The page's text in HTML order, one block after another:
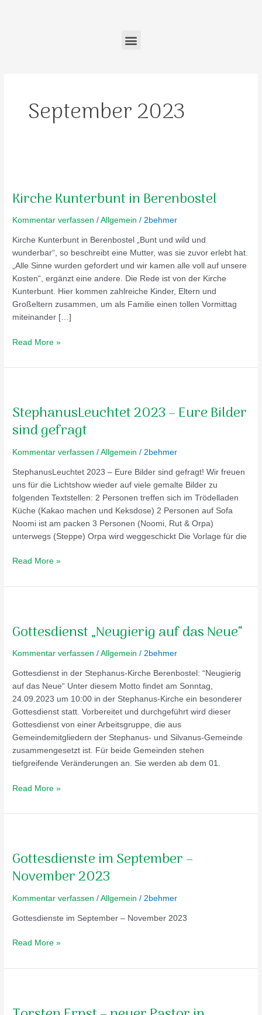
Menu
September 2023
Kirche Kunterbunt in Berenbostel
Kommentar verfassen /Allgemein /2behmer
Kirche Kunterbunt in Berenbostel „Bunt und wild und
wunderbar“, so beschreibt eine Mutter, was sie zuvor erlebt hat.
„Alle Sinne wurden gefordert und wir kamen alle voll auf unsere
Kosten“, ergänzt eine andere. Die Rede ist von der Kirche
Kunterbunt. Hier kommen zahlreiche Kinder, Eltern und
Großeltern zusammen, um als Familie einen tollen Vormittag
miteinander […]
in
Read More »
StephanusLeuchtet 2023 – Eure Bilder
sind gefragt
Kommentar verfassen /Allgemein / 2behmer
StephanusLeuchtet 2023 – Eure Bilder sind gefragt! Wir freuen
uns für die Lichtshow wieder auf viele gemalte Bilder zu
folgenden Textstellen: 2 Personen treffen sich im Trödelladen
Küche (Kakao machen und Keksdose) 2 Personen auf Sofa
Noomi ist am packen 3 Personen (Noomi, Rut & Orpa)
unterwegs (Steppe) Orpa wird weggeschickt Die Vorlage für die
–
Eure
Bilder
sind
Read More »
Gottesdienst „Neugierig auf das Neue“
Kommentar verfassen /Allgemein /2behmer
Gottesdienst in der Stephanus-Kirche Berenbostel: “Neugierig
auf das Neue“ Unter diesem Motto findet am Sonntag,
24.09.2023 um 10:00 in der Stephanus-Kirche ein besonderer
Gottesdienst statt. Vorbereitet und durchgeführt wird dieser
Gottesdienst von einer Arbeitsgruppe, die aus
Gemeindemitgliedern der Stephanus- und Silvanus-Gemeinde
zusammengesetzt ist. Für beide Gemeinden stehen
tiefgreifende Veränderungen an. Sie werden ab dem 01.
auf
Neue“
Read More »
Gottesdienste im September –
November 2023
Kommentar verfassen /Allgemein /2behmer
Gottesdienste im September – November 2023
September
–
November
2023
Read More »
–